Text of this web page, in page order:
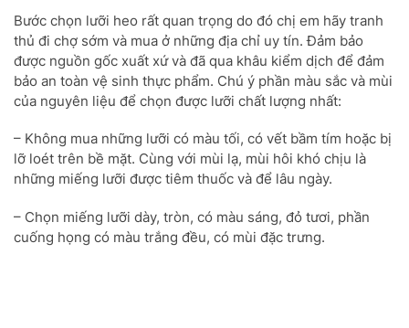
Bước chọn lưỡi heo rất quan trọng do đó chị em hãy tranh
thủ đi chợ sớm và mua ở những địa chỉ uy tín. Đảm bảo
được nguồn gốc xuất xứ và đã qua khâu kiểm dịch để đảm
bảo an toàn vệ sinh thực phẩm. Chú ý phần màu sắc và mùi
của nguyên liệu để chọn được lưỡi chất lượng nhất:
– Không mua những lưỡi có màu tối, có vết bầm tím hoặc bị
lỡ loét trên bề mặt. Cùng với mùi lạ, mùi hôi khó chịu là
những miếng lưỡi được tiêm thuốc và để lâu ngày.
– Chọn miếng lưỡi dày, tròn, có màu sáng, đỏ tươi, phần
cuống họng có màu trắng đều, có mùi đặc trưng.